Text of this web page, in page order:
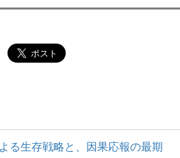
る生存戦略と、因果応報の最期